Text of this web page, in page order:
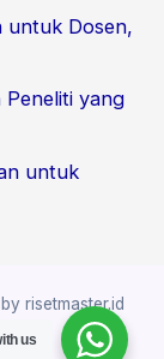
untuk Dosen,
yang
untuk
risetmaster.id
us